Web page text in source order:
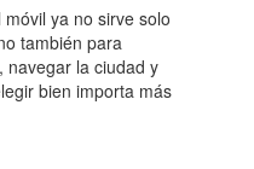
ya no sirve solo
también para
navegar la ciudad y
bien importa más